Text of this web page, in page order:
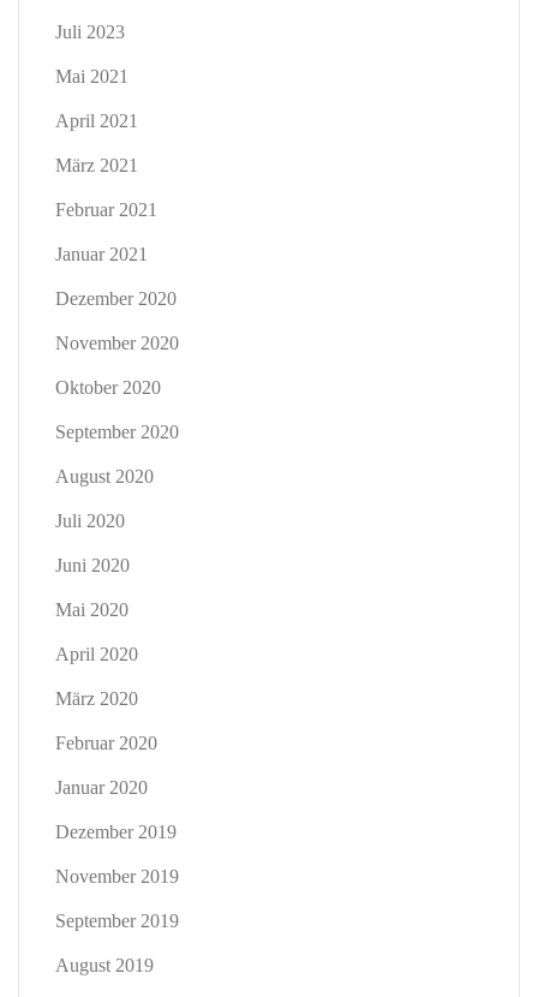
Juli 2023
Mai 2021
April 2021
März 2021
Februar 2021
Januar 2021
Dezember 2020
November 2020
Oktober 2020
September 2020
August 2020
Juli 2020
Juni 2020
Mai 2020
April 2020
März 2020
Februar 2020
Januar 2020
Dezember 2019
November 2019
September 2019
August 2019